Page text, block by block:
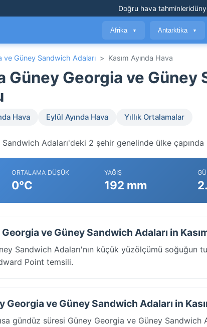
Doğru hava tahminleri
Afrika ▼ Antarktika ▼
ve Güney Sandwich Adaları > Kasım Ayında Hava
Güney Georgia ve
Hava Eylül Ayında Hava Yıllık Ortalamalar
Adaları'deki 2 şehir genelinde ülke
ORTALAMA DÜŞÜK
0°C
YAĞIŞ
192 mm
ve Güney Sandwich Adaları in
Sandwich Adaları'nın küçük yüzölçümü soğuğun
Point temsili.
Georgia ve Güney Sandwich Adaları in
kısa gündüz süresi Güney Georgia ve Güney Sandwich